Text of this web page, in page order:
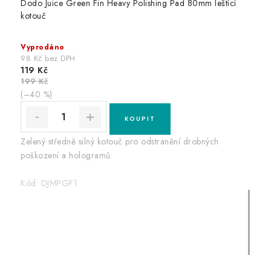
Dodo Juice Green Fin Heavy Polishing Pad 80mm leštící
kotouč
Vyprodáno
98 Kč bez DPH
119 Kč
199 Kč
(–40 %)
Zelený středně silný kotouč pro odstranění drobných
poškození a hologramů.
Kód: DJMPGF1